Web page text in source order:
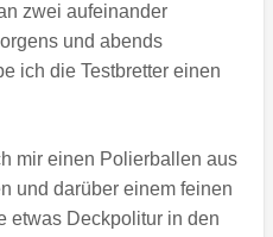
zwei aufeinander
und abends
ich die Testbretter einen
mir einen Polierballen aus
und darüber einem feinen
etwas Deckpolitur in den